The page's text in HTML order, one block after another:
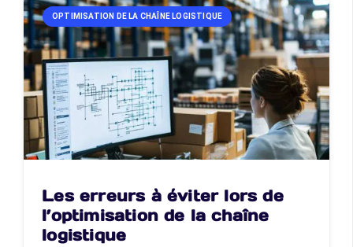
OPTIMISATION DE LA CHAÎNE LOGISTIQUE
Les erreurs à éviter lors de
l’optimisation de la chaîne
logistique